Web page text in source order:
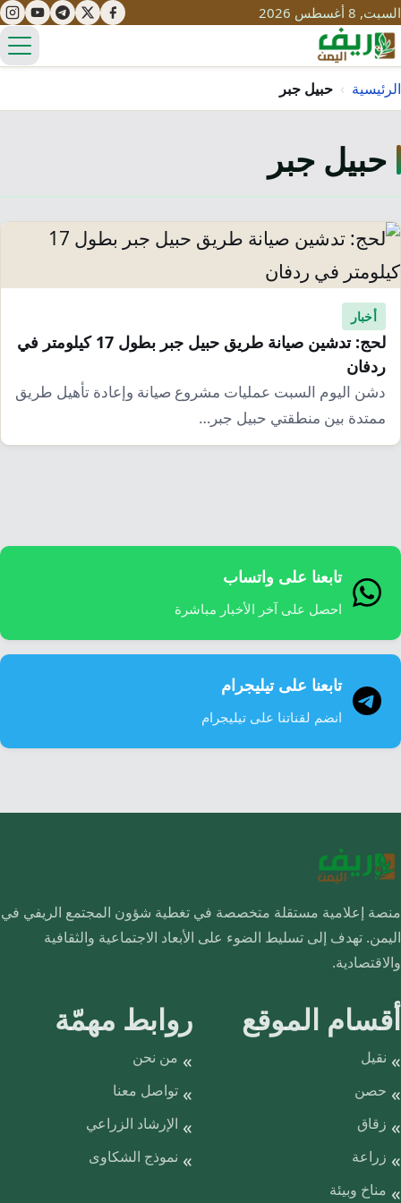
السبت, 8 أغسطس 2026
تعليم
مياه
قصص نجاح
مبادرات
سياحة
تراث
ثقافة
التغير المناخي
محميات
التلوث
تحديات
حلول
إرشاد زراعي
نساء
معيشة
انفوجرافيك
الرئيسية › حبيل جبر
حبيل جبر
أخبار
لحج: تدشين صيانة طريق حبيل جبر بطول 17 كيلومتر في
ردفان
دشن اليوم السبت عمليات مشروع صيانة وإعادة تأهيل طريق
ممتدة بين منطقتي حبيل جبر…
تابعنا على واتساب
احصل على آخر الأخبار مباشرة
تابعنا على تيليجرام
انضم لقناتنا على تيليجرام
منصة إعلامية مستقلة متخصصة في تغطية شؤون المجتمع الريفي في
اليمن. تهدف إلى تسليط الضوء على الأبعاد الاجتماعية والثقافية
والاقتصادية.
أقسام الموقع
نقيل
حصن
زقاق
زراعة
مناخ وبيئة
روابط مهمّة
من نحن
تواصل معنا
الإرشاد الزراعي
نموذج الشكاوى